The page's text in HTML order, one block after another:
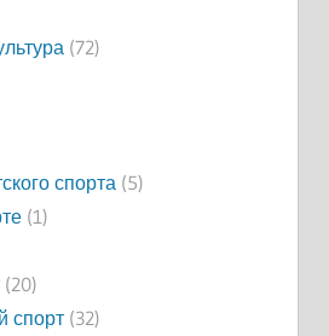
(72)
спорта (5)
(1)
(20)
спорт(32)